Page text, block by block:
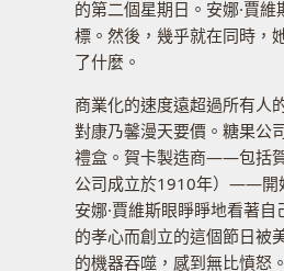
的第二個星期日。安娜·賈維
標。然後，幾乎就在同時，
了什麼。
商業化的速度遠超過所有人
對康乃馨漫天要價。糖果公
禮盒。賀卡製造商——包括
公司成立於1910年）——開
安娜·賈維斯眼睜睜地看著
的孝心而創立的這個節日被
的機器吞噬，感到無比憤怒